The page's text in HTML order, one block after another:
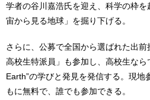
学者の谷川嘉浩氏を迎え、科学の枠
宙から見る地球」を掘り下げる。
さらに、公募で全国から選ばれた出
高校生特派員」も参加し、高校生なら
Earth”の学びと発見を発信する。現地
もに無料で、誰でも参加できる。